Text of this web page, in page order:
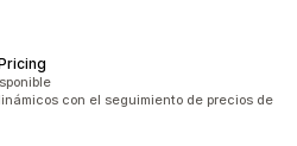
con el seguimiento de precios de